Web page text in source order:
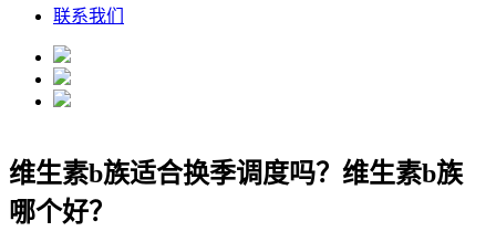
联系我们
维生素b族适合换季调度吗？维生素b族
哪个好？